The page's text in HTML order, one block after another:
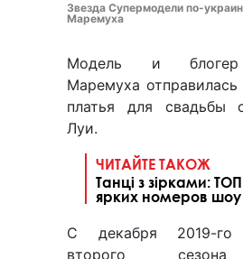
Звезда Супермодели по-
Маремуха
Модель и блогер
Маремуха
платья для свадьбы
Луи.
ЧИТАЙТЕ ТАКОЖ
Танці з зірками:
ярких номеров шоу
С декабря 2019-го
второго